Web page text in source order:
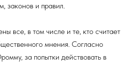
законов и правил.
все, в том числе и те, кто считает
мнения. Согласно
за попытки действовать в